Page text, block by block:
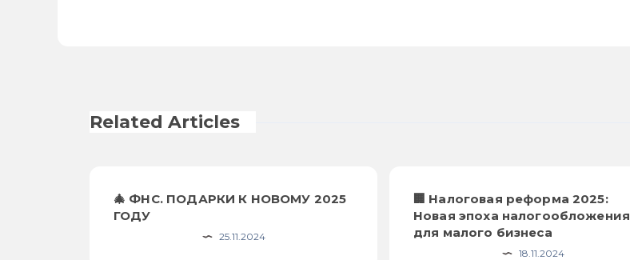
Related Articles
🎄 ФНС. ПОДАРКИ К НОВОМУ 2025
ГОДУ
25.11.2024
🏢 Налоговая реформа 2025:
Новая эпоха налогообложения
для малого бизнеса
18.11.2024